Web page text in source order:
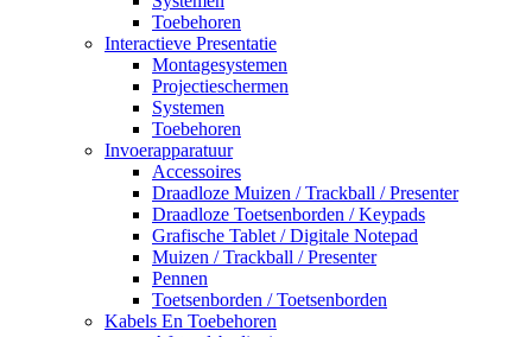
Toebehoren
Interactieve Presentatie
Montagesystemen
Projectieschermen
Systemen
Toebehoren
Invoerapparatuur
Accessoires
Draadloze Muizen / Trackball / Presenter
Draadloze Toetsenborden / Keypads
Grafische Tablet / Digitale Notepad
Muizen / Trackball / Presenter
Pennen
Toetsenborden / Toetsenborden
Kabels En Toebehoren